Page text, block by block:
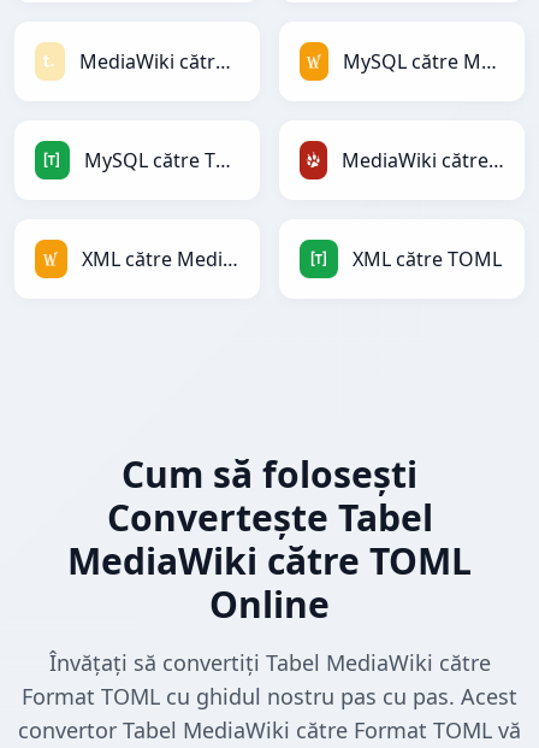
MediaWiki către Textile MySQL către MediaWiki
MySQL către TOML MediaWiki către TracWiki
XML către MediaWiki XML către TOML
Cum să folosești
Convertește Tabel
MediaWiki către TOML
Online
Învățați să convertiți Tabel MediaWiki către
Format TOML cu ghidul nostru pas cu pas. Acest
convertor Tabel MediaWiki către Format TOML vă